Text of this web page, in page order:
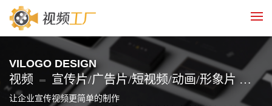
VILOGO DESIGN
视频 宣传片/广告片/短视频/动画/形象片 制作
让企业宣传视频更简单的制作